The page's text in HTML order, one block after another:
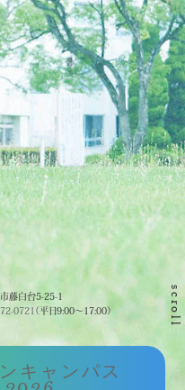
scroll
キャンパス
藤白台5-25-1
0721（平日9:00～17:00）